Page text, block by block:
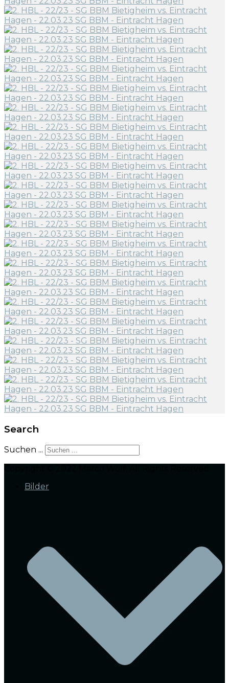
Search
Suchen ...
Bilder